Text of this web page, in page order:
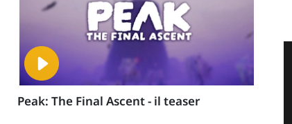
Peak: The Final Ascent - il teaser